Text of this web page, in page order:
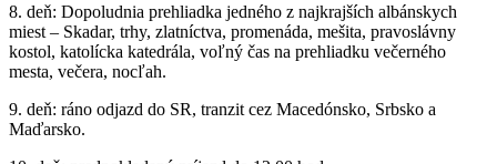
8. deň: Dopoludnia prehliadka jedného z najkrajších albánskych
miest – Skadar, trhy, zlatníctva, promenáda, mešita, pravoslávny
kostol, katolícka katedrála, voľný čas na prehliadku večerného
mesta, večera, nocľah.
9. deň: ráno odjazd do SR, tranzit cez Macedónsko, Srbsko a
Maďarsko.